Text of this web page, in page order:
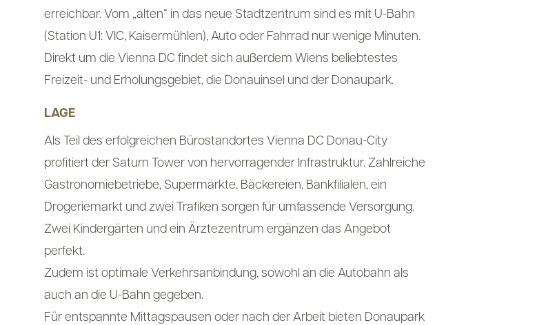
erreichbar. Vom „alten“ in das neue Stadtzentrum sind es mit U-Bahn
(Station U1: VIC, Kaisermühlen), Auto oder Fahrrad nur wenige Minuten.
Direkt um die Vienna DC findet sich außerdem Wiens beliebtestes
Freizeit- und Erholungsgebiet, die Donauinsel und der Donaupark.
LAGE
Als Teil des erfolgreichen Bürostandortes Vienna DC Donau-City
profitiert der Saturn Tower von hervorragender Infrastruktur. Zahlreiche
Gastronomiebetriebe, Supermärkte, Bäckereien, Bankfilialen, ein
Drogeriemarkt und zwei Trafiken sorgen für umfassende Versorgung.
Zwei Kindergärten und ein Ärztezentrum ergänzen das Angebot
perfekt.
Zudem ist optimale Verkehrsanbindung, sowohl an die Autobahn als
auch an die U-Bahn gegeben.
Für entspannte Mittagspausen oder nach der Arbeit bieten Donaupark